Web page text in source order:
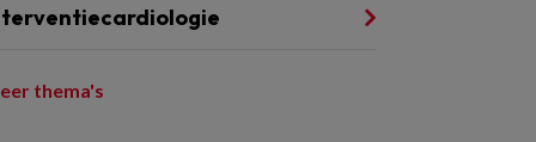
thema's